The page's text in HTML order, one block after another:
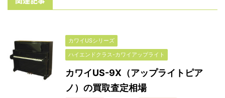
カワイUSシリーズ
ハイエンドクラス-カワイアップライト
カワイUS-9X（アップライトピア
ノ）の買取査定相場